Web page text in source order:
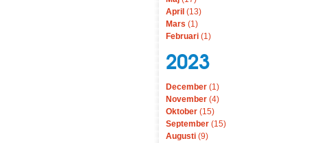
April (13)
Mars (1)
Februari (1)
2023
December (1)
November (4)
Oktober (15)
September (15)
Augusti (9)